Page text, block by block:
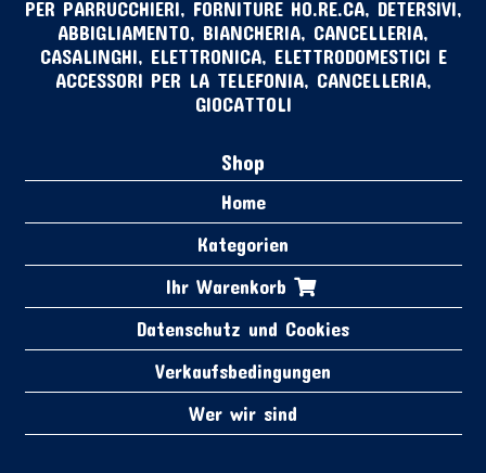
PER PARRUCCHIERI, FORNITURE HO.RE.CA, DETERSIVI,
ABBIGLIAMENTO, BIANCHERIA, CANCELLERIA,
CASALINGHI, ELETTRONICA, ELETTRODOMESTICI E
ACCESSORI PER LA TELEFONIA, CANCELLERIA,
GIOCATTOLI
Shop
Home
Kategorien
Ihr Warenkorb
Datenschutz und Cookies
Verkaufsbedingungen
Wer wir sind